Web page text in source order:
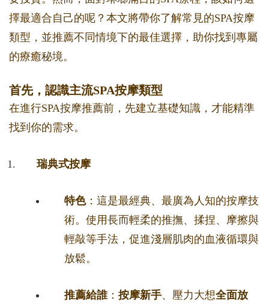
擇最適合自己的呢？本文將帶你了解常見的SPA按摩
類型，並推薦不同情境下的最佳選擇，助你找到專屬
的療癒秘境。
首先，認識主流SPA按摩類型
在進行SPA按摩推薦前，先建立基礎知識，才能精準
找到你的需求。
瑞典式按摩
特色：這是最經典、最廣為人知的按摩技
術。使用長而輕柔的推撫、揉捏、摩擦與
輕敲等手法，促進淺層肌肉的血液循環與
放鬆。
推薦給誰： 按摩新手、壓力大想全面放